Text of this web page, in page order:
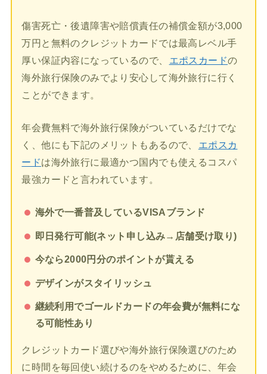
傷害死亡・後遺障害や賠償責任の補償金額が3,000
万円と無料のクレジットカードでは最高レベル手
厚い保証内容になっているので、
エポスカードの
海外旅行保険のみでより安心して海外旅行に行く
ことができます。
年会費無料で海外旅行保険がついているだけでな
く、他にも下記のメリットもあるので、
エポスカ
ードは海外旅行に最適かつ国内でも使えるコスパ
最強カードと言われています。
海外で一番普及しているVISAブランド
即日発行可能(ネット申し込み→店舗受け取り)
今なら2000円分のポイントが貰える
デザインがスタイリッシュ
継続利用でゴールドカードの年会費が無料にな
る可能性あり
クレジットカード選びや海外旅行保険選びのため
に時間を毎回使い続けるのをやめるために、年会